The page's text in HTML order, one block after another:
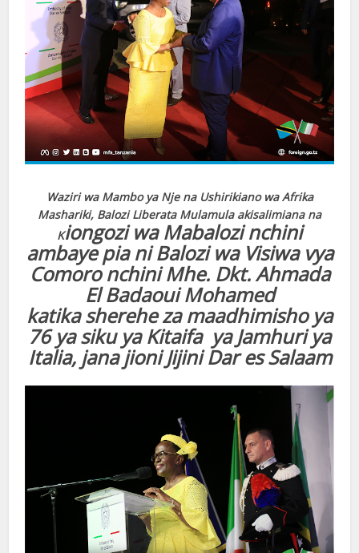
Waziri wa Mambo ya Nje na Ushirikiano wa Afrika
Mashariki, Balozi Liberata Mulamula akisalimiana na
Kiongozi wa Mabalozi nchini
ambaye pia ni Balozi wa Visiwa vya
Comoro nchini Mhe. Dkt. Ahmada
El Badaoui Mohamed
katika sherehe za maadhimisho ya
76 ya siku ya Kitaifa ya Jamhuri ya
Italia, jana jioni Jijini Dar es Salaam